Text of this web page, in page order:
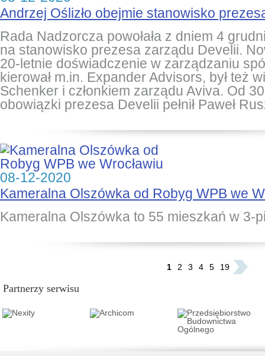
Andrzej Oślizło obejmie stanowisko
Rada Nadzorcza powołała z dniem 4
na stanowisko prezesa zarządu Develii.
20-letnie doświadczenie w zarządzaniu
kierował m.in. Expander Advisors, był też
Schenker i członkiem zarządu Aviva. Od
obowiązki prezesa Develii pełnił Paweł
08-12-2020
Kameralna Olszówka od Robyg WPB we
Kameralna Olszówka to 55 mieszkań w 3-
1 2 3 4 5 19
Partnerzy serwisu